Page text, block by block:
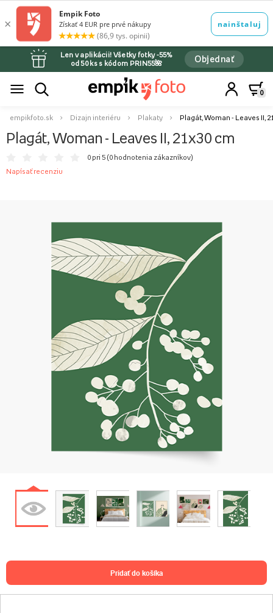
Len v aplikácii! Všetky fotky -55%
od 50 ks s kódom PRIN55🌺
Objednať
0
empikfoto.sk Dizajn interiéru Plakaty Plagát, Woman - Leaves II,
Plagát, Woman - Leaves II, 21x30 cm
0 pri 5 (0 hodnotenia zákazníkov)
Napísať recenziu
pridať do košíka